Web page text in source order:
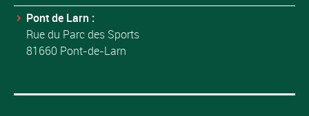
Pont de Larn :
Rue du Parc des Sports
81660 Pont-de-Larn